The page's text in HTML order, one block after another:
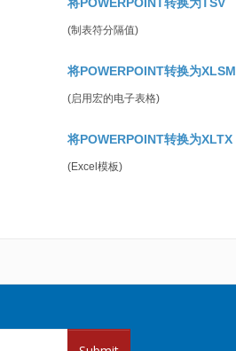
(制表符分隔值)
将POWERPOINT转换为XLSM
(启用宏的电子表格)
将POWERPOINT转换为XLTX
(Excel模板)